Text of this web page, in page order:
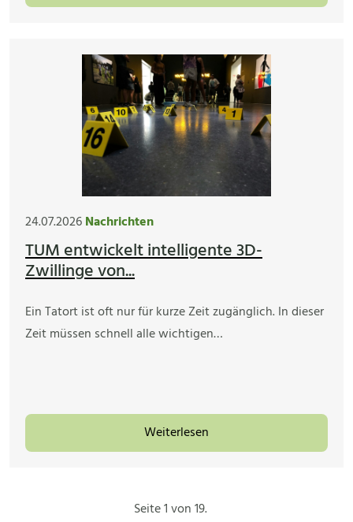
24.07.2026Nachrichten
TUM entwickelt intelligente 3D-
Zwillinge von...
Ein Tatort ist oft nur für kurze Zeit zugänglich. In dieser
Zeit müssen schnell alle wichtigen…
Weiterlesen
Seite 1 von 19.